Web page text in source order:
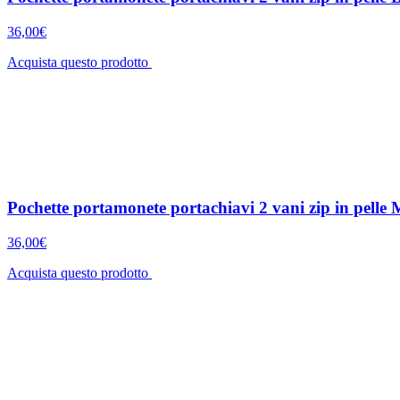
36,00€
Acquista questo prodotto
Pochette portamonete portachiavi 2 vani zip in pelle
36,00€
Acquista questo prodotto